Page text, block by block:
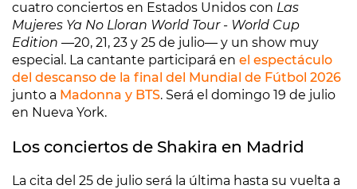
cuatro conciertos en Estados Unidos con Las
Mujeres Ya No Lloran World Tour - World Cup
Edition ―20, 21, 23 y 25 de julio― y un show muy
especial. La cantante participará en el espectáculo
del descanso de la final del Mundial de Fútbol 2026
junto a Madonna y BTS. Será el domingo 19 de julio
en Nueva York.
Los conciertos de Shakira en Madrid
La cita del 25 de julio será la última hasta su vuelta a